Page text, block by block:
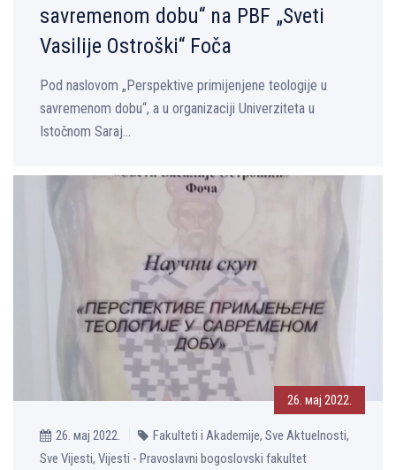
savremenom dobu“ na PBF „Sveti
Vasilije Ostroški“ Foča
Pod naslovom „Perspektive primijenjene teologije u
savremenom dobu“, a u organizaciji Univerziteta u
Istočnom Saraj...
26. мај 2022.
26. мај 2022.
Fakulteti i Akademije, Sve Aktuelnosti,
Sve Vijesti, Vijesti - Pravoslavni bogoslovski fakultet